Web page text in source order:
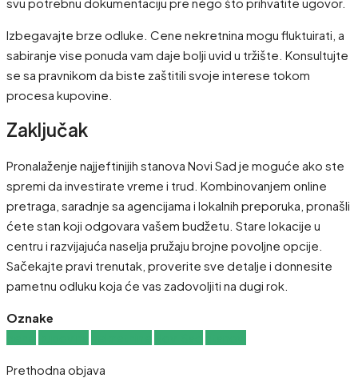
Izbegavajte brze odluke. Cene nekretnina mogu fluktuirati, a
sabiranje vise ponuda vam daje bolji uvid u tržište. Konsultujte
se sa pravnikom da biste zaštitili svoje interese tokom
procesa kupovine.
Zaključak
Pronalaženje najjeftinijih stanova Novi Sad je moguće ako ste
spremi da investirate vreme i trud. Kombinovanjem online
pretraga, saradnje sa agencijama i lokalnih preporuka, pronašli
ćete stan koji odgovara vašem budžetu. Stare lokacije u
centru i razvijajuća naselja pružaju brojne povoljne opcije.
Sačekajte pravi trenutak, proverite sve detalje i donnesite
pametnu odluku koja će vas zadovoljiti na dugi rok.
Oznake
Prethodna objava